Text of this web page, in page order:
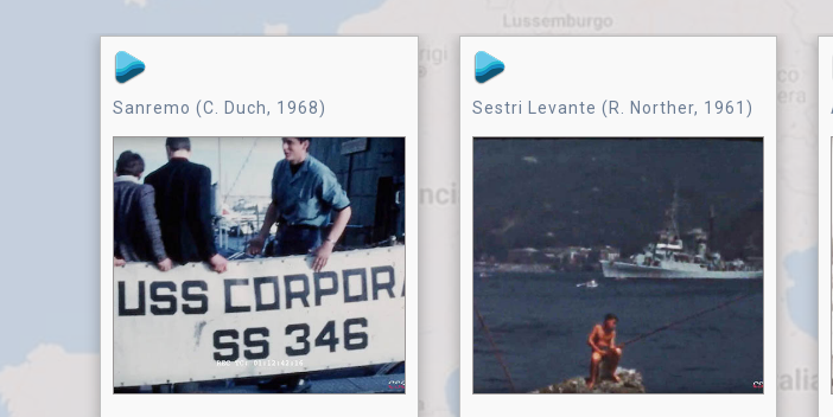
Sanremo (C. Duch, 1968) Sestri Levante (R. Norther, 1961)